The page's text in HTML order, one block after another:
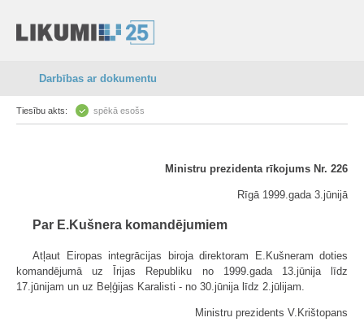
Darbības ar dokumentu
Tiesību akts: spēkā esošs
Ministru prezidenta rīkojums Nr. 226
Rīgā 1999.gada 3.jūnijā
Par E.Kušnera komandējumiem
Atļaut Eiropas integrācijas biroja direktoram E.Kušneram doties
komandējumā uz Īrijas Republiku no 1999.gada 13.jūnija līdz
17.jūnijam un uz Beļģijas Karalisti - no 30.jūnija līdz 2.jūlijam.
Ministru prezidents V.Krištopans